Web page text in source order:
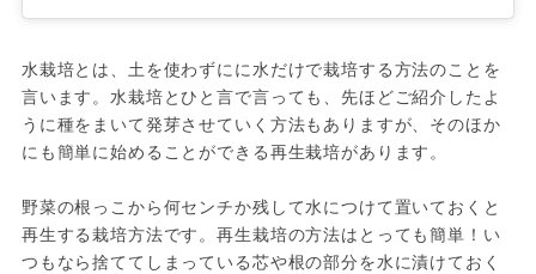
水栽培とは、土を使わずにに水だけで栽培する方法のことを
言います。水栽培とひと言で言っても、先ほどご紹介したよ
うに種をまいて発芽させていく方法もありますが、そのほか
にも簡単に始めることができる再生栽培があります。
野菜の根っこから何センチか残して水につけて置いておくと
再生する栽培方法です。再生栽培の方法はとっても簡単！い
つもなら捨ててしまっている芯や根の部分を水に漬けておく